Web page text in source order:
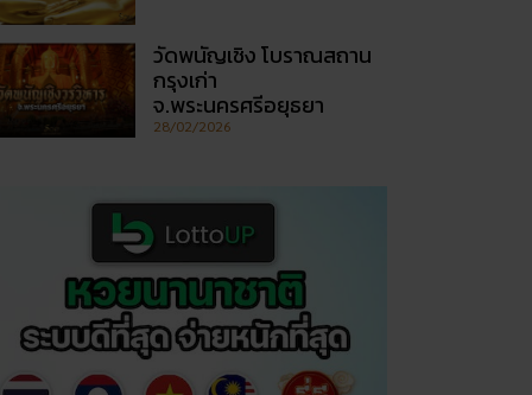
วัดพนัญเชิง โบราณสถาน
กรุงเก่า
จ.พระนครศรีอยุธยา
28/02/2026